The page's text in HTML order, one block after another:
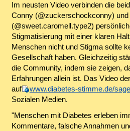
Im neusten Video verbinden die
Conny (@zuckerschockconny) und
(@sweet.caromell.type2)
Stigmatisierung mit einer klaren
Menschen nicht und Stigma sollte
Gesellschaft haben. Gleichzeitig
die Community, indem sie zeigen,
Erfahrungen allein ist. Das Video
auf
www.diabetes-stimme.de/
Sozialen Medien.
"Menschen mit Diabetes erleben
Kommentare, falsche Annahmen